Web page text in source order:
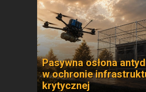
Pasywna osłona
w ochronie
krytycznej